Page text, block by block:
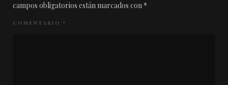
campos obligatorios están marcados con *
COMENTARIO *